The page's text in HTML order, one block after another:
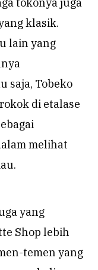
klasik.
lain yang
saja, Tobeko
di etalase
melihat
yang
Shop lebih
temen yang